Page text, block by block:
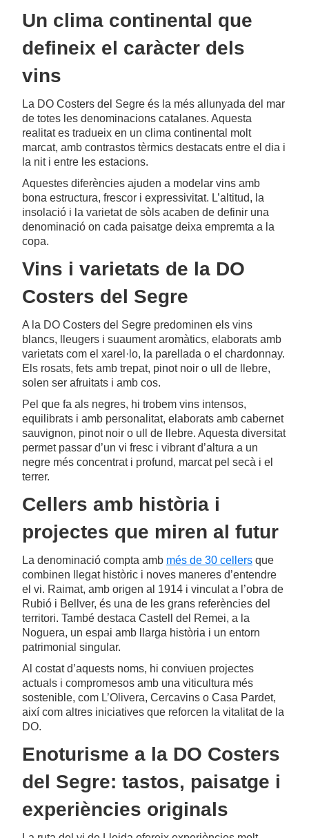
Un clima continental que
defineix el caràcter dels
vins
La DO Costers del Segre és la més allunyada del mar
de totes les denominacions catalanes. Aquesta
realitat es tradueix en un clima continental molt
marcat, amb contrastos tèrmics destacats entre el dia i
la nit i entre les estacions.
Aquestes diferències ajuden a modelar vins amb
bona estructura, frescor i expressivitat. L’altitud, la
insolació i la varietat de sòls acaben de definir una
denominació on cada paisatge deixa empremta a la
copa.
Vins i varietats de la DO
Costers del Segre
A la DO Costers del Segre predominen els vins
blancs, lleugers i suaument aromàtics, elaborats amb
varietats com el xarel·lo, la parellada o el chardonnay.
Els rosats, fets amb trepat, pinot noir o ull de llebre,
solen ser afruitats i amb cos.
Pel que fa als negres, hi trobem vins intensos,
equilibrats i amb personalitat, elaborats amb cabernet
sauvignon, pinot noir o ull de llebre. Aquesta diversitat
permet passar d’un vi fresc i vibrant d’altura a un
negre més concentrat i profund, marcat pel secà i el
terrer.
Cellers amb història i
projectes que miren al futur
La denominació compta amb més de 30 cellers que
combinen llegat històric i noves maneres d’entendre
el vi. Raimat, amb origen al 1914 i vinculat a l’obra de
Rubió i Bellver, és una de les grans referències del
territori. També destaca Castell del Remei, a la
Noguera, un espai amb llarga història i un entorn
patrimonial singular.
Al costat d’aquests noms, hi conviuen projectes
actuals i compromesos amb una viticultura més
sostenible, com L’Olivera, Cercavins o Casa Pardet,
així com altres iniciatives que reforcen la vitalitat de la
DO.
Enoturisme a la DO Costers
del Segre: tastos, paisatge i
experiències originals